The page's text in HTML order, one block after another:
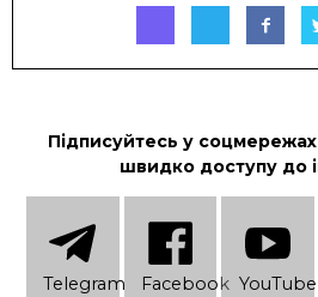
Підписуйтесь у
швидко доступу до
Telеgram Facebook YouTube